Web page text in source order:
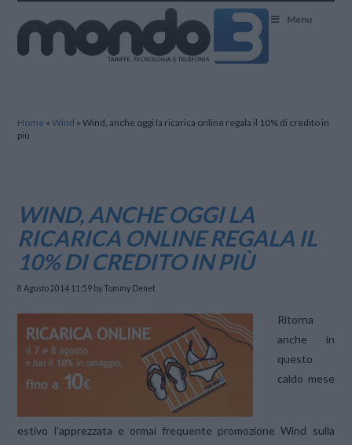
Menu
Home »Wind »Wind, anche oggi la ricarica online regala il 10% di credito in
più
WIND, ANCHE OGGI LA
RICARICA ONLINE REGALA IL
10% DI CREDITO IN PIÙ
8 Agosto 2014 11:59 by Tommy Denet
Ritorna
anche in
questo
caldo mese
estivo l’apprezzata e ormai frequente promozione Wind sulla